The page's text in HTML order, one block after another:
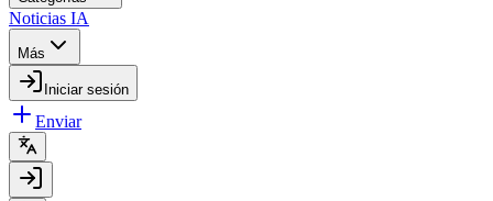
Noticias IA
Más
Iniciar sesión
Enviar